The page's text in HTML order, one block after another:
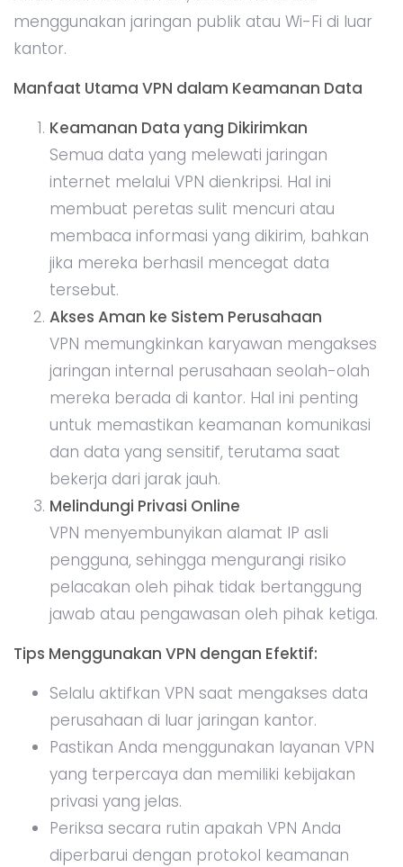
menggunakan jaringan publik atau Wi-Fi di luar
kantor.
Manfaat Utama VPN dalam Keamanan Data
Keamanan Data yang Dikirimkan
Semua data yang melewati jaringan
internet melalui VPN dienkripsi. Hal ini
membuat peretas sulit mencuri atau
membaca informasi yang dikirim, bahkan
jika mereka berhasil mencegat data
tersebut.
Akses Aman ke Sistem Perusahaan
VPN memungkinkan karyawan mengakses
jaringan internal perusahaan seolah-olah
mereka berada di kantor. Hal ini penting
untuk memastikan keamanan komunikasi
dan data yang sensitif, terutama saat
bekerja dari jarak jauh.
Melindungi Privasi Online
VPN menyembunyikan alamat IP asli
pengguna, sehingga mengurangi risiko
pelacakan oleh pihak tidak bertanggung
jawab atau pengawasan oleh pihak ketiga.
Tips Menggunakan VPN dengan Efektif:
Selalu aktifkan VPN saat mengakses data
perusahaan di luar jaringan kantor.
Pastikan Anda menggunakan layanan VPN
yang terpercaya dan memiliki kebijakan
privasi yang jelas.
Periksa secara rutin apakah VPN Anda
diperbarui dengan protokol keamanan